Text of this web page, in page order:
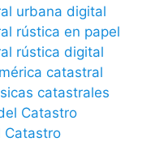
urbana digital
rústica en papel
rústica digital
catastral
catastrales
Catastro
Catastro